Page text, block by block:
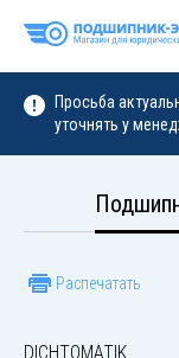
Просьба
уточнять у
Распечатать
DICHTOMATIK